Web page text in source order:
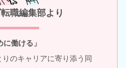
職編集部より
働ける」
のキャリアに寄り添う同